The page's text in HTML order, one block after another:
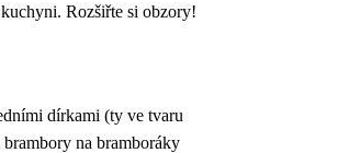
Rozšiřte si obzory!
dírkami (ty ve tvaru
na bramboráky